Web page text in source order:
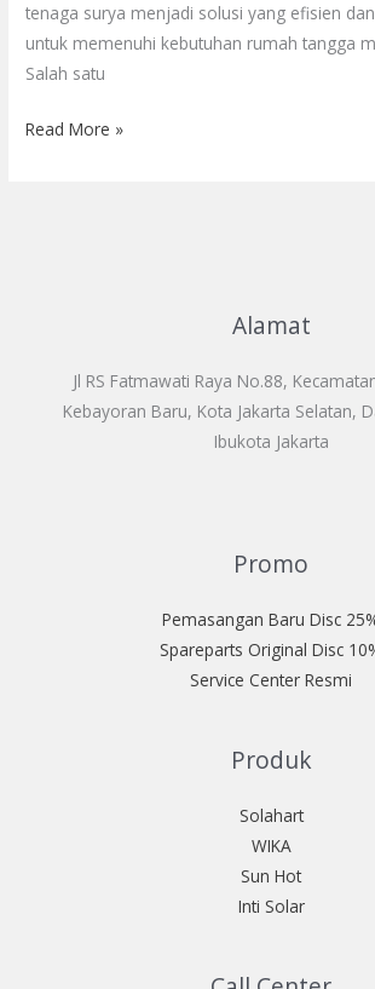
tenaga surya menjadi solusi yang efisien
untuk memenuhi kebutuhan rumah tangga
Salah satu
Read More »
Alamat
Jl RS Fatmawati Raya No.88,
Kebayoran Baru, Kota Jakarta Selatan,
Ibukota Jakarta
Promo
Pemasangan Baru Disc
Spareparts Original Disc
Service Center Resmi
Produk
Solahart
WIKA
Sun Hot
Inti Solar